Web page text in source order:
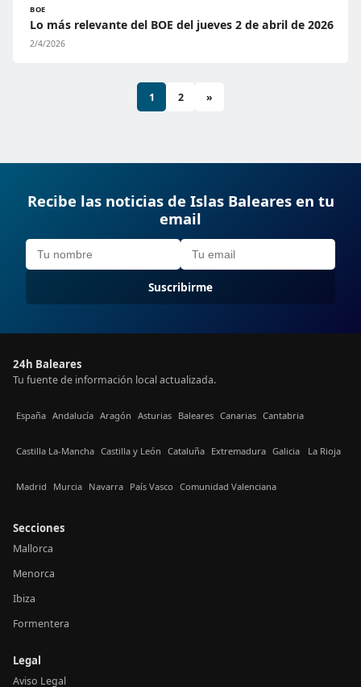
BOE
Lo más relevante del BOE del jueves 2 de abril de 2026
2/4/2026
1 2 »
Recibe las noticias de Islas Baleares en tu
email
Suscribirme
24h Baleares
Tu fuente de información local actualizada.
España Andalucía Aragón Asturias Baleares Canarias Cantabria
Castilla La-Mancha Castilla y León Cataluña Extremadura Galicia La Rioja
Madrid Murcia Navarra País Vasco Comunidad Valenciana
Secciones
Mallorca
Menorca
Ibiza
Formentera
Legal
Aviso Legal